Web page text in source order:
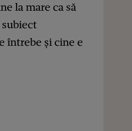
la mare ca să
subiect
întrebe și cine e